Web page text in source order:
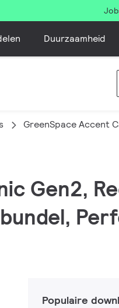
Duurzaamheid
GreenSpace Accent
Gen2,
bundel,
Populaire